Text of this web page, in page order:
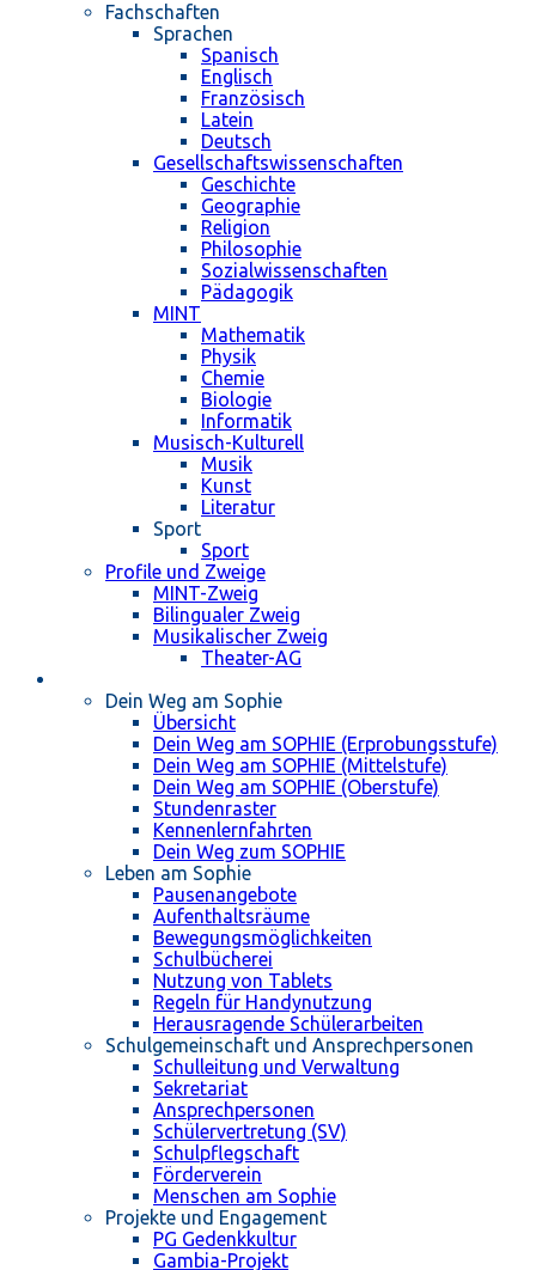
Fachschaften
Sprachen
Spanisch
Englisch
Französisch
Latein
Deutsch
Gesellschaftswissenschaften
Geschichte
Geographie
Religion
Philosophie
Sozialwissenschaften
Pädagogik
MINT
Mathematik
Physik
Chemie
Biologie
Informatik
Musisch-Kulturell
Musik
Kunst
Literatur
Sport
Sport
Profile und Zweige
MINT-Zweig
Bilingualer Zweig
Musikalischer Zweig
Theater-AG
Dein Weg am Sophie
Übersicht
Dein Weg am SOPHIE (Erprobungsstufe)
Dein Weg am SOPHIE (Mittelstufe)
Dein Weg am SOPHIE (Oberstufe)
Stundenraster
Kennenlernfahrten
Dein Weg zum SOPHIE
Leben am Sophie
Pausenangebote
Aufenthaltsräume
Bewegungsmöglichkeiten
Schulbücherei
Nutzung von Tablets
Regeln für Handynutzung
Herausragende Schülerarbeiten
Schulgemeinschaft und Ansprechpersonen
Schulleitung und Verwaltung
Sekretariat
Ansprechpersonen
Schülervertretung (SV)
Schulpflegschaft
Förderverein
Menschen am Sophie
Projekte und Engagement
PG Gedenkkultur
Gambia-Projekt